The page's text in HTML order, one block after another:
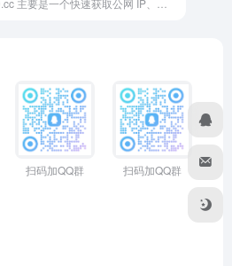
扫码加QQ群 扫码加QQ群